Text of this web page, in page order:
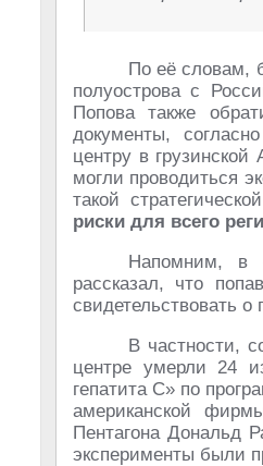
По её словам,
полуострова с
Попова также
документы,
центру в
могли проводиться
такой
риски для всего
Напомним, в
рассказал, что
свидетельствовать
В частности,
центре умерли 24
гепатита C» по
американской
Пентагона Дональд
эксперименты были